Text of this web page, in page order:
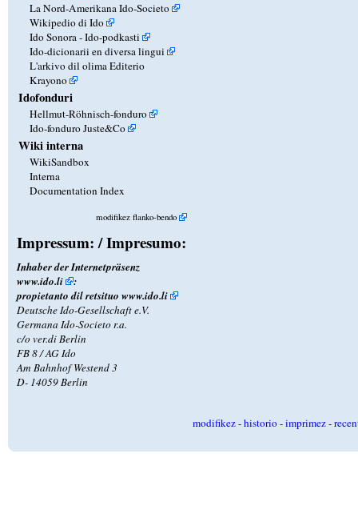
La Nord-Amerikana Ido-Societo
Wikipedio di Ido
Ido Sonora - Ido-podkasti
Ido-dicionarii en diversa lingui
L'arkivo dil olima Editerio
Krayono
Idofonduri
Hellmut-Röhnisch-fonduro
Ido-fonduro Juste&Co
Wiki interna
WikiSandbox
Interna
Documentation Index
modifikez flanko-bendo
Impressum: / Impresumo:
Inhaber der Internetpräsenz
www.ido.li
:
propietanto dil retsituo www.ido.li
Deutsche Ido-Gesellschaft e.V.
Germana Ido-Societo r.a.
c/o ver.di Berlin
FB 8 / AG Ido
Am Bahnhof Westend 3
D- 14059 Berlin
modifikez-historio-imprimez-